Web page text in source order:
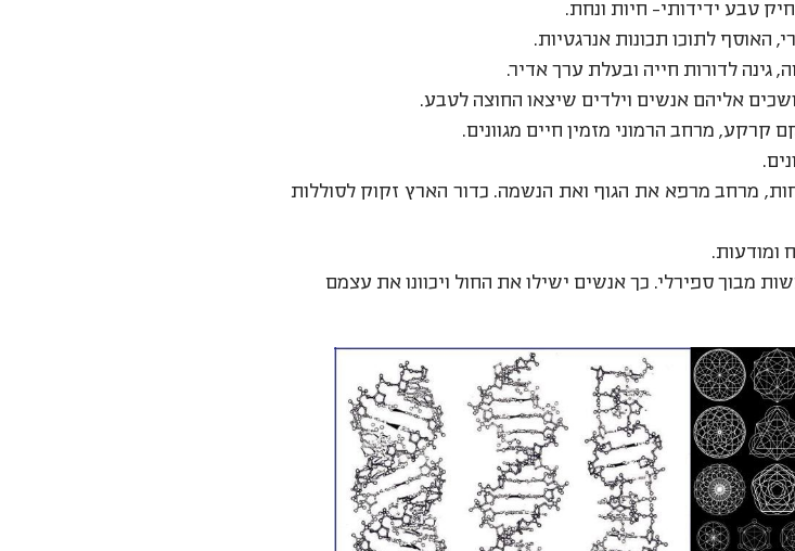
טבע ידידותי- חיות ונחת.
האוסף לתוכו תכונות אנרגטיות.
גינה לדורות חייה ובעלת ערך אדיר.
אליהם אנשים וילדים שיצאו החוצה לטבע.
קרקע, מרחב הרמוני מזמין חיים מגוונים.
אקלים: 6 מעלות פחות, מרחב מרפא את הגוף ואת הנשמה. כדור הארץ זקוק לסוללות
ומודעות.
מבוך ספירלי. כך אנשים ישילו את החול ויכוונו את עצמם